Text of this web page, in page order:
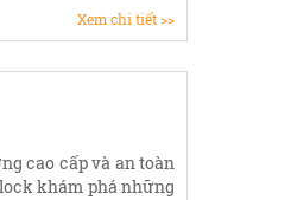
Xem chi tiết >>
cao cấp và an toàn
khám phá những